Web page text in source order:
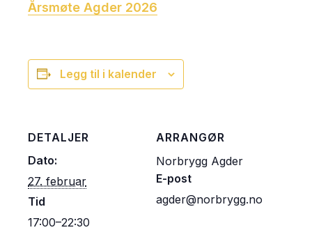
Årsmøte Agder 2026
Legg til i kalender
DETALJER
Dato:
27. februar
Tid
17:00–22:30
ARRANGØR
Norbrygg Agder
E-post
agder@norbrygg.no